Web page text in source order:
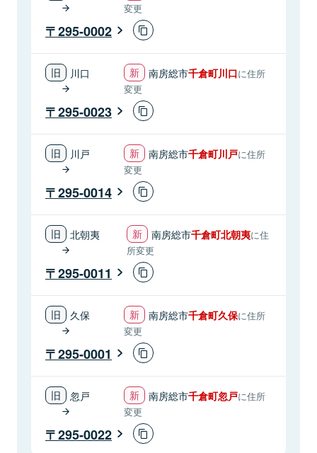
変更
295-0002
川口 南房総市千倉町川口に住所
変更
295-0023
川戸 南房総市千倉町川戸に住所
変更
295-0014
北朝夷 南房総市千倉町北朝夷に住
所変更
295-0011
久保 南房総市千倉町久保に住所
変更
295-0001
忽戸 南房総市千倉町忽戸に住所
変更
295-0022